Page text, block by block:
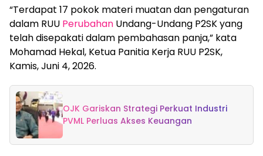
“Terdapat 17 pokok materi muatan dan pengaturan
dalam RUU Perubahan Undang-Undang P2SK yang
telah disepakati dalam pembahasan panja,” kata
Mohamad Hekal, Ketua Panitia Kerja RUU P2SK,
Kamis, Juni 4, 2026.
OJK Gariskan Strategi Perkuat Industri
PVML Perluas Akses Keuangan